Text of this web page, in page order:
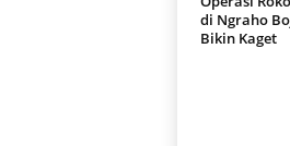
di Ngraho
Bikin Kaget